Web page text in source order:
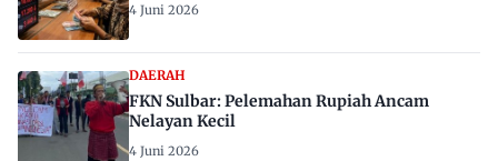
4 Juni 2026
DAERAH
FKN Sulbar: Pelemahan Rupiah Ancam
Nelayan Kecil
4 Juni 2026